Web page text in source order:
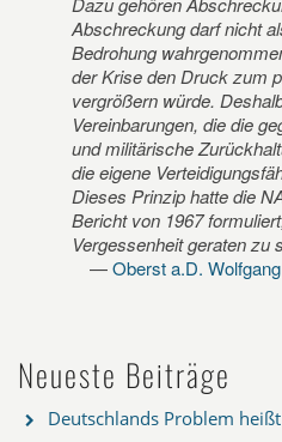
Abschreckung darf nicht
Bedrohung
der Krise den Druck zum
vergrößern würde.
Vereinbarungen, die die
und militärische
die eigene
Dieses Prinzip hatte die
Bericht von 1967
Vergessenheit geraten zu
Oberst a.D.
Neueste Beiträge
Deutschlands Problem